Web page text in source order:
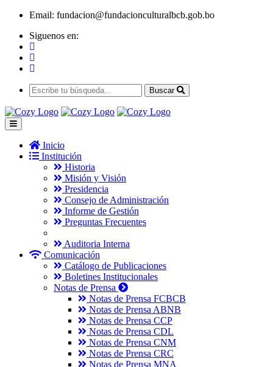
Email: fundacion@fundacionculturalbcb.gob.bo
Siguenos en:
Buscar
Inicio
Institución
Historia
Misión y Visión
Presidencia
Consejo de Administración
Informe de Gestión
Preguntas Frecuentes
Auditoria Interna
Comunicación
Catálogo de Publicaciones
Boletines Institucionales
Notas de Prensa
Notas de Prensa FCBCB
Notas de Prensa ABNB
Notas de Prensa CCP
Notas de Prensa CDL
Notas de Prensa CNM
Notas de Prensa CRC
Notas de Prensa MNA